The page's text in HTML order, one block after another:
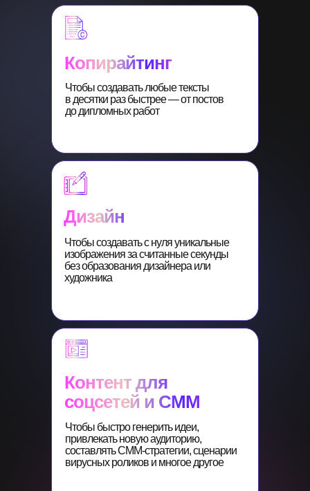
Копирайтинг
Чтобы создавать любые тексты
в десятки раз быстрее — от постов
до дипломных работ
Дизайн
Чтобы создавать с нуля уникальные
изображения за считанные секунды
без образования дизайнера или
художника
Контент для
соцсетей и СММ
Чтобы быстро генерить идеи,
привлекать новую аудиторию,
составлять СММ-стратегии, сценарии
вирусных роликов и многое другое